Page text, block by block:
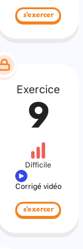
s'exercer
Exercice
9
Difficile
Corrigé vidéo
s'exercer